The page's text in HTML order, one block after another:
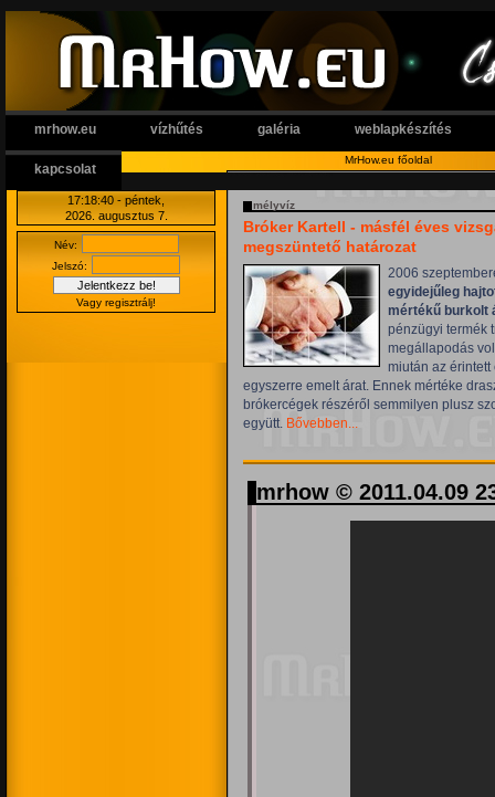
mrhow.eu vízhűtés galéria weblapkészítés
kapcsolat
MrHow.eu főoldal
17:18 41 - péntek,
2026. augusztus 7.
Név:
Jelszó:
Vagy regisztrálj!
mélyvíz
Bróker Kartell - másfél éves
megszüntető határozat
2006
egyidejűleg
mértékű burkolt
pénzügyi termék
megállapodás
miután az
egyszerre emelt árat. Ennek mértéke
brókercégek részéről semmilyen plusz
együtt. Bővebben...
mrhow © 2011.04.09